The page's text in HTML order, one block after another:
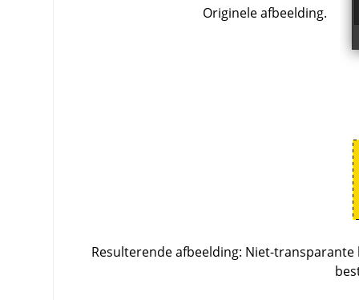
Originele afbeelding.
Resulterende afbeelding: Niet-